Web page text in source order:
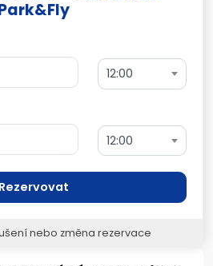
12:00
12:00
Rezervovat
nebo změna rezervace